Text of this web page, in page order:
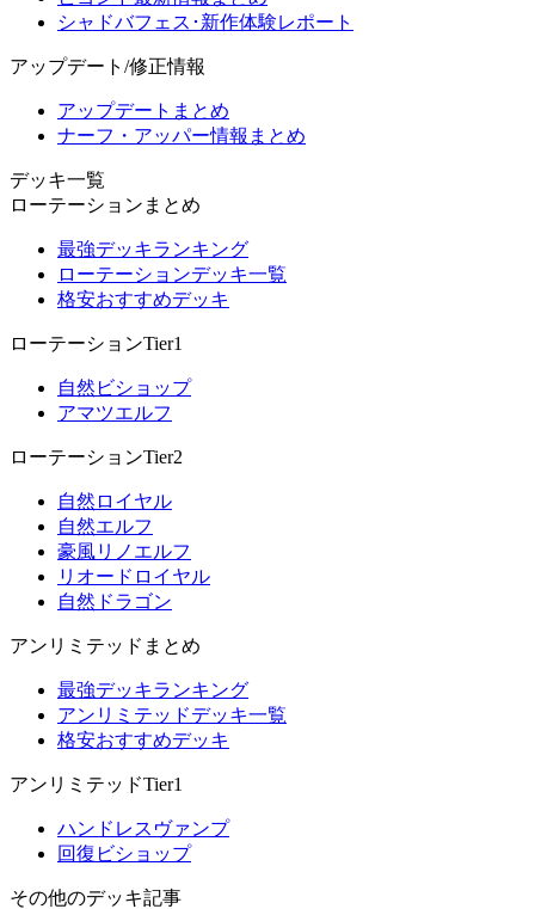
シャドバフェス･新作体験レポート
アップデート/修正情報
アップデートまとめ
ナーフ・アッパー情報まとめ
デッキ一覧
ローテーションまとめ
最強デッキランキング
ローテーションデッキ一覧
格安おすすめデッキ
ローテーションTier1
自然ビショップ
アマツエルフ
ローテーションTier2
自然ロイヤル
自然エルフ
豪風リノエルフ
リオードロイヤル
自然ドラゴン
アンリミテッドまとめ
最強デッキランキング
アンリミテッドデッキ一覧
格安おすすめデッキ
アンリミテッドTier1
ハンドレスヴァンプ
回復ビショップ
その他のデッキ記事